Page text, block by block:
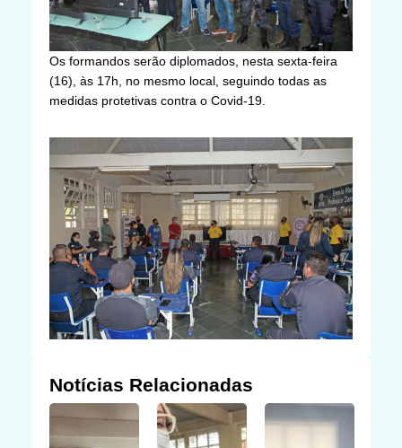
Os formandos serão diplomados, nesta sexta-feira
(16), às 17h, no mesmo local, seguindo todas as
medidas protetivas contra o Covid-19.
Notícias Relacionadas